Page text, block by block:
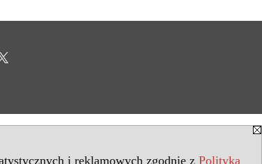
i reklamowych zgodnie z Polityką